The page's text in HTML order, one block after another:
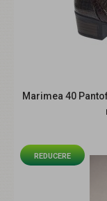
Oferta marimea
Marimea 40
REDUCERE